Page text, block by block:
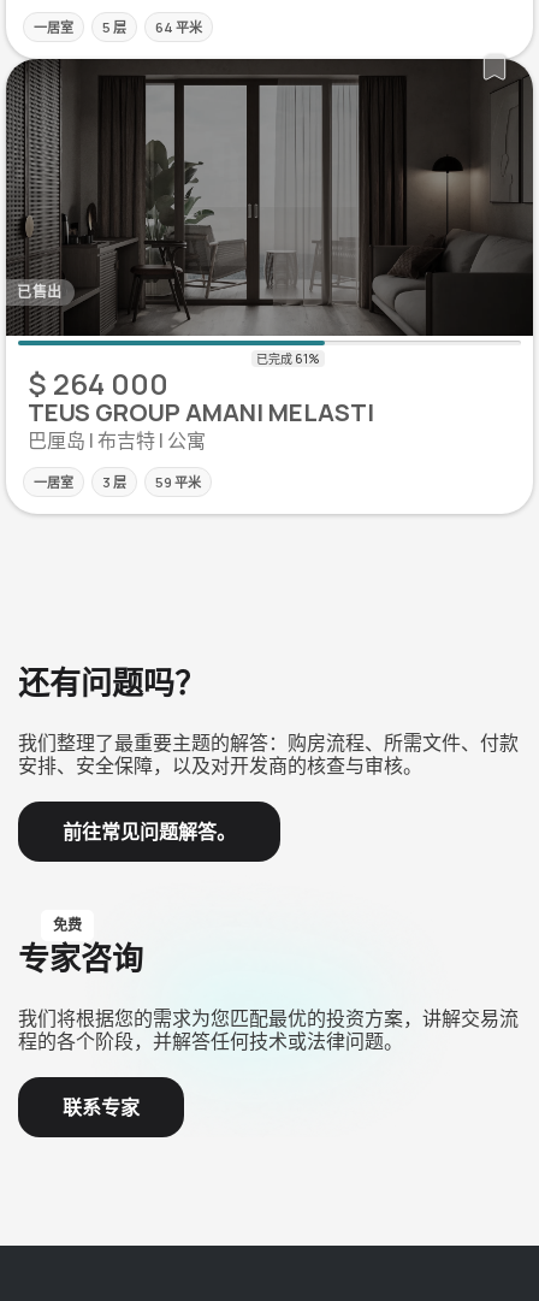
一居室 5 层 64 平米
已售出
$ 264 000
TEUS GROUP AMANI MELASTI
巴厘岛 | 布吉特 | 公寓
一居室 3 层 59 平米
还有问题吗？
我们整理了最重要主题的解答：购房流程、所需文件、付款
安排、安全保障，以及对开发商的核查与审核。
前往常见问题解答。
免费
专家咨询
我们将根据您的需求为您匹配最优的投资方案，讲解交易流
程的各个阶段，并解答任何技术或法律问题。
联系专家